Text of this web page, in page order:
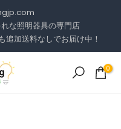
な照明器具の専門店
追加送料なしでお届け中！
0